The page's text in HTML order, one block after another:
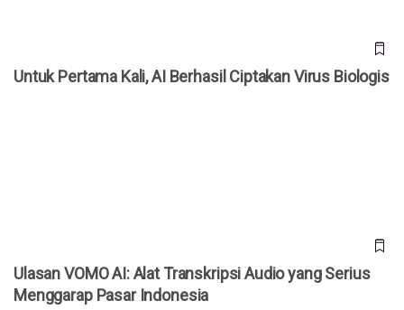
Untuk Pertama Kali, AI Berhasil Ciptakan Virus Biologis
Ulasan VOMO AI: Alat Transkripsi Audio yang Serius
Menggarap Pasar Indonesia